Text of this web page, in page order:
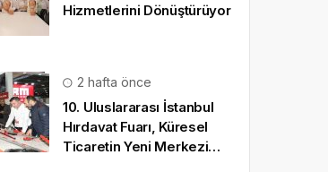
Hizmetlerini Dönüştürüyor
2 hafta önce
10. Uluslararası İstanbul
Hırdavat Fuarı, Küresel
Ticaretin Yeni Merkezi